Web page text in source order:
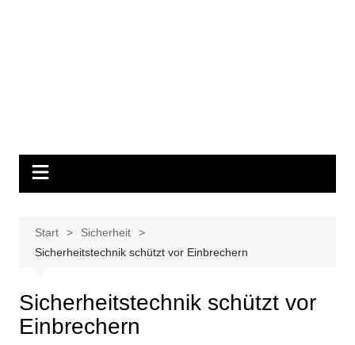
Start
Sicherheit
Sicherheitstechnik schützt vor Einbrechern
Sicherheitstechnik schützt vor
Einbrechern